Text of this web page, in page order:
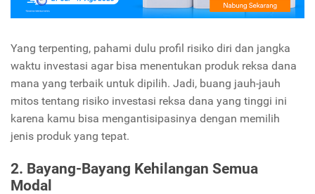
Yang terpenting, pahami dulu profil risiko diri dan jangka
waktu investasi agar bisa menentukan produk reksa dana
mana yang terbaik untuk dipilih. Jadi, buang jauh-jauh
mitos tentang risiko investasi reksa dana yang tinggi ini
karena kamu bisa mengantisipasinya dengan memilih
jenis produk yang tepat.
2. Bayang-Bayang Kehilangan Semua
Modal